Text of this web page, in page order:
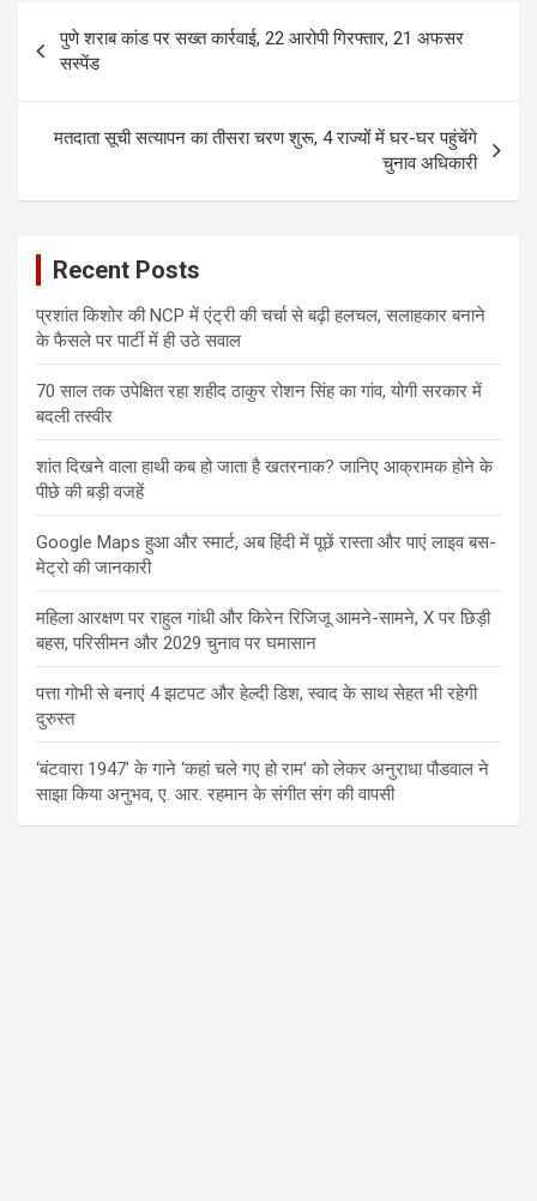
Post
navigation
पुणे शराब कांड पर सख्त कार्रवाई, 22 आरोपी गिरफ्तार, 21 अफसर
सस्पेंड
मतदाता सूची सत्यापन का तीसरा चरण शुरू, 4 राज्यों में घर-घर पहुंचेंगे
चुनाव अधिकारी
Recent Posts
प्रशांत किशोर की NCP में एंट्री की चर्चा से बढ़ी हलचल, सलाहकार बनाने
के फैसले पर पार्टी में ही उठे सवाल
70 साल तक उपेक्षित रहा शहीद ठाकुर रोशन सिंह का गांव, योगी सरकार में
बदली तस्वीर
शांत दिखने वाला हाथी कब हो जाता है खतरनाक? जानिए आक्रामक होने के
पीछे की बड़ी वजहें
Google Maps हुआ और स्मार्ट, अब हिंदी में पूछें रास्ता और पाएं लाइव बस-
मेट्रो की जानकारी
महिला आरक्षण पर राहुल गांधी और किरेन रिजिजू आमने-सामने, X पर छिड़ी
बहस, परिसीमन और 2029 चुनाव पर घमासान
पत्ता गोभी से बनाएं 4 झटपट और हेल्दी डिश, स्वाद के साथ सेहत भी रहेगी
दुरुस्त
‘बंटवारा 1947’ के गाने ‘कहां चले गए हो राम’ को लेकर अनुराधा पौडवाल ने
साझा किया अनुभव, ए. आर. रहमान के संगीत संग की वापसी